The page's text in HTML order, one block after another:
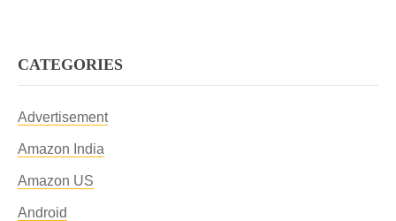
CATEGORIES
Advertisement
Amazon India
Amazon US
Android